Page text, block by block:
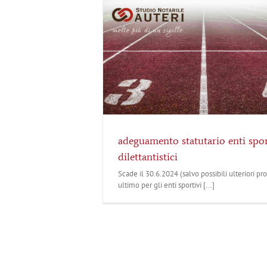
adeguamento statutario enti
dilettantistici
Scade il 30.6.2024 (salvo possibili ulteriori
ultimo per gli enti sportivi [...]